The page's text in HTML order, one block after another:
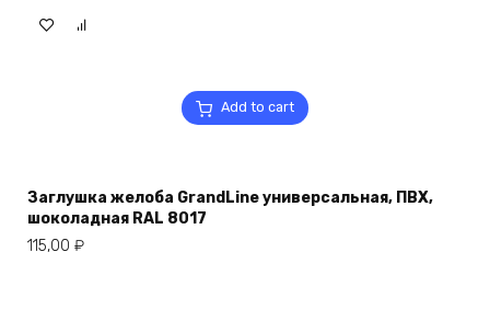
Add to cart
Заглушка желоба GrandLine универсальная, ПВХ,
шоколадная RAL 8017
115,00 ₽